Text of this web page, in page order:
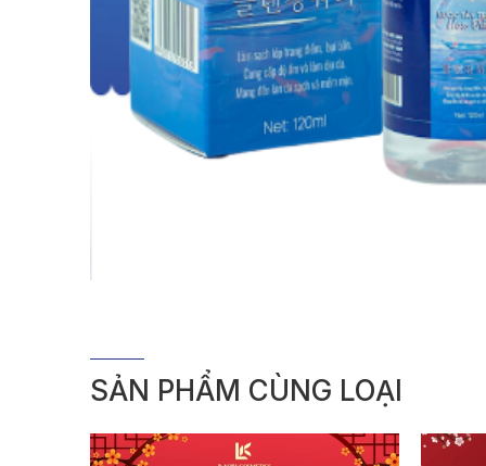
SẢN PHẨM CÙNG LOẠI